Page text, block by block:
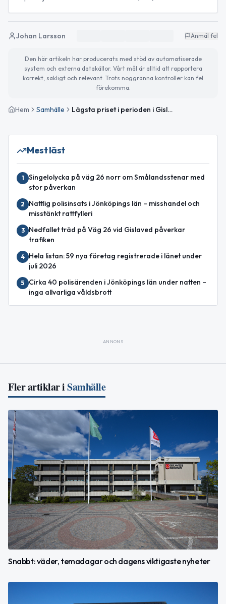
Johan Larsson Anmäl fel
Den här artikeln har producerats med stöd av automatiserade
system och externa datakällor. Vårt mål är alltid att rapportera
korrekt, sakligt och relevant. Trots noggranna kontroller kan fel
förekomma.
Hem Samhälle Lägsta priset i perioden i Gislaved — kraftig prisnedgång i morgon
Mest läst
1
Singelolycka på väg 26 norr om Smålandsstenar med
stor påverkan
2
Nattlig polisinsats i Jönköpings län – misshandel och
misstänkt rattfylleri
3
Nedfallet träd på Väg 26 vid Gislaved påverkar
trafiken
4
Hela listan: 59 nya företag registrerade i länet under
juli 2026
5
Cirka 40 polisärenden i Jönköpings län under natten –
inga allvarliga våldsbrott
ANNONS
Fler artiklar iSamhälle
Snabbt: väder, temadagar och dagens viktigaste nyheter